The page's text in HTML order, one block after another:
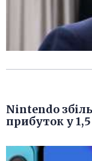
Nintendo
прибуток у 1,5